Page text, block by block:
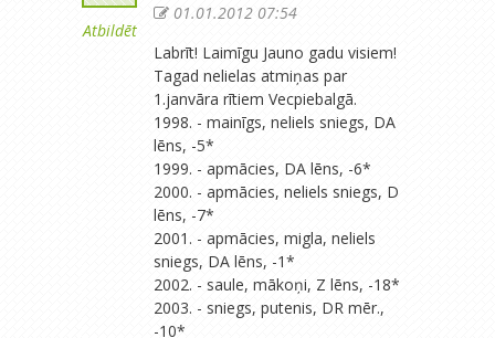
Atbildēt
01.01.2012 07:54
Labrīt! Laimīgu Jauno gadu visiem!
Tagad nelielas atmiņas par
1.janvāra rītiem Vecpiebalgā.
1998. - mainīgs, neliels sniegs, DA
lēns, -5*
1999. - apmācies, DA lēns, -6*
2000. - apmācies, neliels sniegs, D
lēns, -7*
2001. - apmācies, migla, neliels
sniegs, DA lēns, -1*
2002. - saule, mākoņi, Z lēns, -18*
2003. - sniegs, putenis, DR mēr.,
-10*